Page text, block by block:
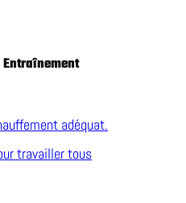
adéquat.
travailler tous